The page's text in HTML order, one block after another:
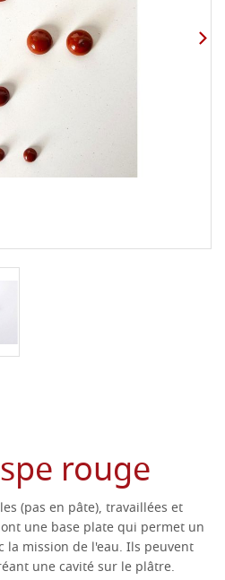
rouge
(pas en pâte), travaillées et
une base plate qui permet un
la mission de l'eau. Ils peuvent
une cavité sur le plâtre.